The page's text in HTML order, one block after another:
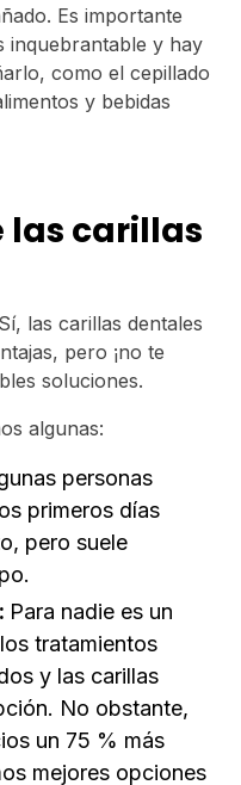
Es importante
inquebrantable y hay
como el cepillado
y bebidas
las carillas
las carillas dentales
pero ¡no te
soluciones.
algunas:
personas
primeros días
pero suele
Para nadie es un
tratamientos
y las carillas
No obstante,
un 75 % más
mejores opciones